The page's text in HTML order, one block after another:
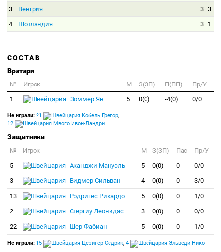
3
Венгрия 3 3
4
Шотландия 3 1
СОСТАВ
Вратари
№ Игрок M З(ЗП) П(ПП)
Пр/У
1
Зоммер Ян 5 0(0) -4(0) 0/0
Не играли: 21 Кобель Грегор,
12
Мвого Ивон-Ландри
Защитники
№ Игрок M З(ЗП) Пас
Пр/У
5
Аканджи Мануэль 5 0(0) 0 0/0
3 Видмер Сильван 4 0(0) 0 3/0
13 Родригес Рикардо 5 0(0) 0 1/0
2 Стергиу Леонидас 3 0(0) 0 0/0
22 Шер Фабиан 5 0(0) 0 1/0
Не играли: 15 Цезигер Седрик, 4 Эльведи Нико